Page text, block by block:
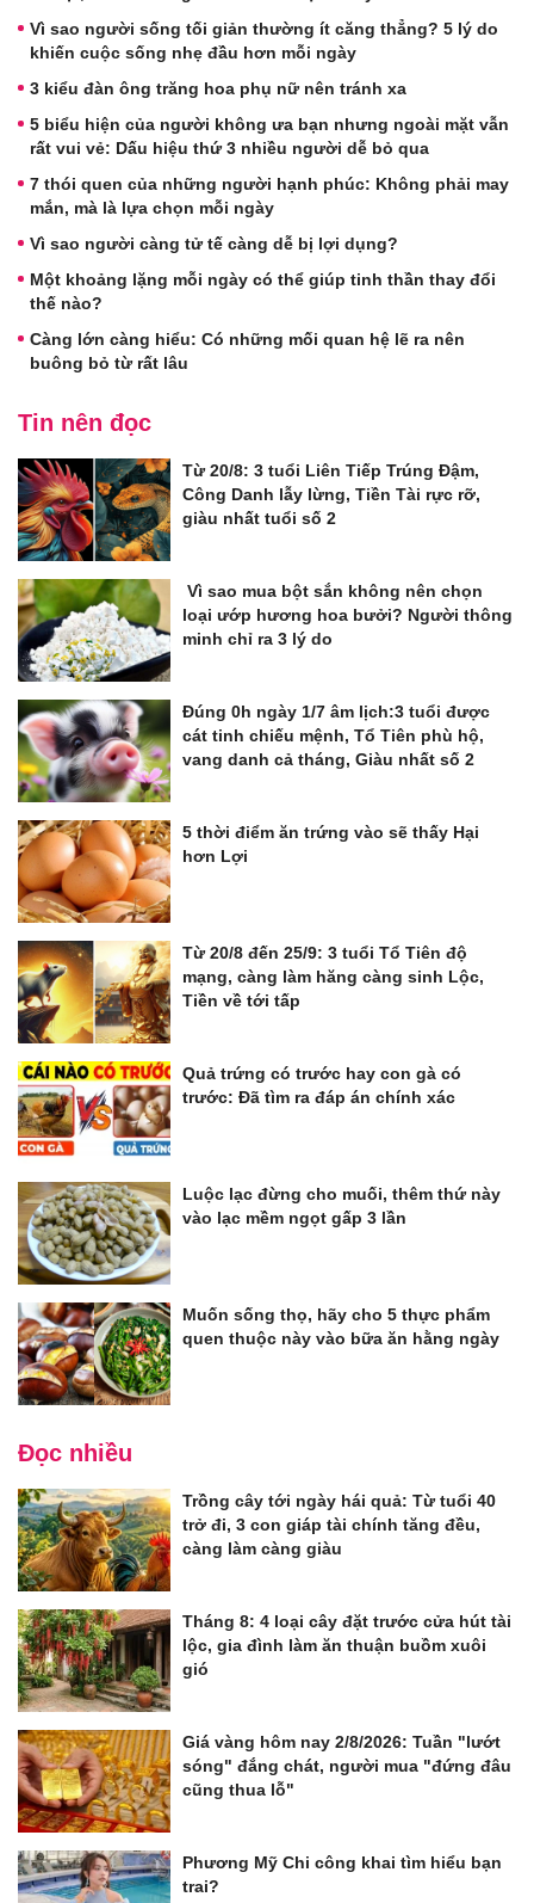
Vì sao người sống tối giản thường ít căng thẳng? 5 lý do
khiến cuộc sống nhẹ đầu hơn mỗi ngày
3 kiểu đàn ông trăng hoa phụ nữ nên tránh xa
5 biểu hiện của người không ưa bạn nhưng ngoài mặt vẫn
rất vui vẻ: Dấu hiệu thứ 3 nhiều người dễ bỏ qua
7 thói quen của những người hạnh phúc: Không phải may
mắn, mà là lựa chọn mỗi ngày
Vì sao người càng tử tế càng dễ bị lợi dụng?
Một khoảng lặng mỗi ngày có thể giúp tinh thần thay đổi
thế nào?
Càng lớn càng hiểu: Có những mối quan hệ lẽ ra nên
buông bỏ từ rất lâu
Tin nên đọc
Từ 20/8: 3 tuổi Liên Tiếp Trúng Đậm,
Công Danh lẫy lừng, Tiền Tài rực rỡ,
giàu nhất tuổi số 2
Vì sao mua bột sắn không nên chọn
loại ướp hương hoa bưởi? Người thông
minh chỉ ra 3 lý do
Đúng 0h ngày 1/7 âm lịch:3 tuổi được
cát tinh chiếu mệnh, Tổ Tiên phù hộ,
vang danh cả tháng, Giàu nhất số 2
5 thời điểm ăn trứng vào sẽ thấy Hại
hơn Lợi
Từ 20/8 đến 25/9: 3 tuổi Tổ Tiên độ
mạng, càng làm hăng càng sinh Lộc,
Tiền về tới tấp
Quả trứng có trước hay con gà có
trước: Đã tìm ra đáp án chính xác
Luộc lạc đừng cho muối, thêm thứ này
vào lạc mềm ngọt gấp 3 lần
Muốn sống thọ, hãy cho 5 thực phẩm
quen thuộc này vào bữa ăn hằng ngày
Đọc nhiều
Trồng cây tới ngày hái quả: Từ tuổi 40
trở đi, 3 con giáp tài chính tăng đều,
càng làm càng giàu
Tháng 8: 4 loại cây đặt trước cửa hút tài
lộc, gia đình làm ăn thuận buồm xuôi
gió
Giá vàng hôm nay 2/8/2026: Tuần "lướt
sóng" đắng chát, người mua "đứng đâu
cũng thua lỗ"
Phương Mỹ Chi công khai tìm hiểu bạn
trai?